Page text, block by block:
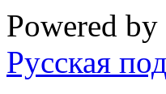
Powered by
Русская